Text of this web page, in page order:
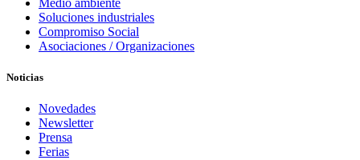
Soluciones industriales
Compromiso Social
Asociaciones / Organizaciones
Noticias
Novedades
Newsletter
Prensa
Ferias